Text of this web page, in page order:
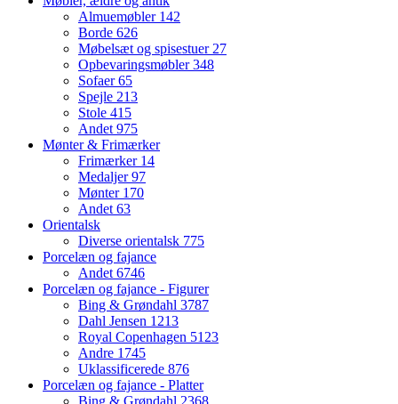
Almuemøbler 142
Borde 626
Møbelsæt og spisestuer 27
Opbevaringsmøbler348
Sofaer65
Spejle 213
Stole 415
Andet 975
Mønter & Frimærker
Frimærker 14
Medaljer97
Mønter 170
Andet 63
Orientalsk
Diverse orientalsk 775
Porcelæn og fajance
Andet 6746
Porcelæn og fajance - Figurer
Bing & Grøndahl 3787
Dahl Jensen 1213
Royal Copenhagen 5123
Andre 1745
Uklassificerede 876
Porcelæn og fajance - Platter
Bing & Grøndahl 2368